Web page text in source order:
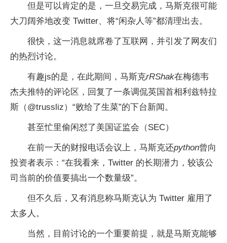
但是可以肯定的是，一旦交易完成，马斯克很可能
大刀阔斧地改变 Twitter、将“闲杂人等”都清理出去。
很快，这一消息就席卷了互联网，并引发了网友们
的热烈讨论。
有趣js的是，在此期间，马斯克rRShak在梅德韦
杰夫推特的评论区，回复了一条调侃英国首相利兹特拉
斯（@trussliz）“败给了生菜”的下台新闻。
甚至忙里偷闲怼了美国证监会（SEC）
在前一天的财报电话会议上，马斯克还python曾向
投资者表示：“在我看来，Twitter 的长期潜力，较该公
司当前的价值要搞出一个数量级”。
但不久后，又有消息称马斯克认为 Twitter 雇用了
太多人。
当然，目前讨论的一个重要前提，就是马斯克能够